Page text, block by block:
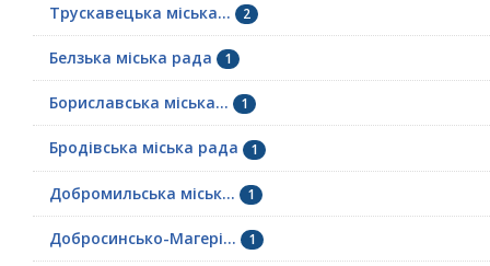
Трускавецька міська... 2
Белзька міська рада 1
Бориславська міська... 1
Бродівська міська рада 1
Добромильська міськ... 1
Добросинсько-Магері... 1